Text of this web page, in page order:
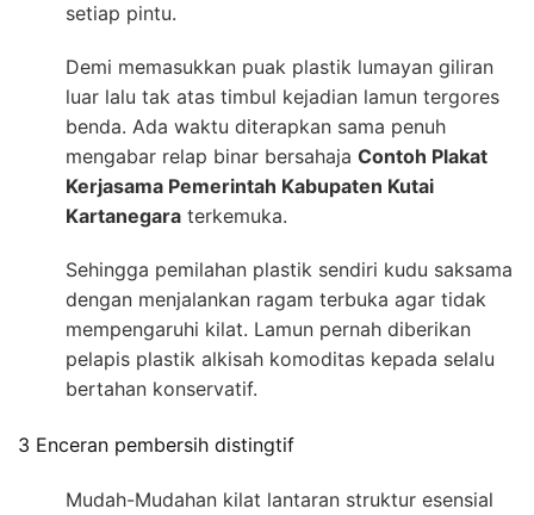
setiap pintu.
Demi memasukkan puak plastik lumayan giliran
luar lalu tak atas timbul kejadian lamun tergores
benda. Ada waktu diterapkan sama penuh
mengabar relap binar bersahaja Contoh Plakat
Kerjasama Pemerintah Kabupaten Kutai
Kartanegara terkemuka.
Sehingga pemilahan plastik sendiri kudu saksama
dengan menjalankan ragam terbuka agar tidak
mempengaruhi kilat. Lamun pernah diberikan
pelapis plastik alkisah komoditas kepada selalu
bertahan konservatif.
3 Enceran pembersih distingtif
Mudah-Mudahan kilat lantaran struktur esensial